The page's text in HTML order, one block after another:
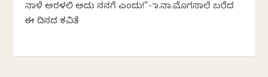
ನಾಳೆ ಅರಳಲಿ ಅದು ನನಗೆ ಎಂದು!”- ಡಾ.ನಾ.ಮೊಗಸಾಲೆ ಬರೆದ
ಈ ದಿನದ ಕವಿತೆ